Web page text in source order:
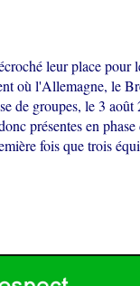
leur place pour
où l'Allemagne, le
de groupes, le 3
présentes en
fois que trois